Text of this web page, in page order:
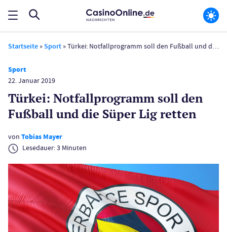
Startseite »Sport »Türkei: Notfallprogramm soll den Fußball und die Süper Lig retten
Sport
22. Januar 2019
Türkei: Notfallprogramm soll den
Fußball und die Süper Lig retten
von Tobias Mayer
Lesedauer:3 Minuten